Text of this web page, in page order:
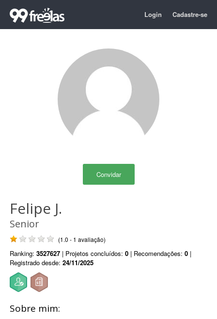
Login Cadastre-se
Convidar
Felipe J.
Senior
(1.0 - 1 avaliação)
Ranking: 3527627 | Projetos concluídos: 0 | Recomendações: 0 |
Registrado desde: 24/11/2025
Sobre mim: